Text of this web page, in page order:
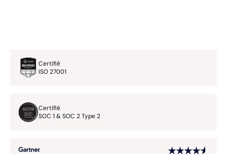
Certifié
ISO 27001
Certifié
SOC 1 & SOC 2 Type 2